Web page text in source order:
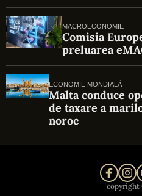
MACROECONOMIE
Comisia
preluarea
ECONOMIE MONDIALĂ
Malta conduce
de taxare a
noroc
copyright